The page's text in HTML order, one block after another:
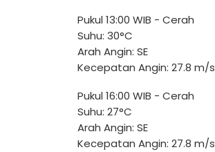
Pukul 13:00 WIB - Cerah
Suhu: 30°C
Arah Angin: SE
Kecepatan Angin: 27.8 m/s
Pukul 16:00 WIB - Cerah
Suhu: 27°C
Arah Angin: SE
Kecepatan Angin: 27.8 m/s